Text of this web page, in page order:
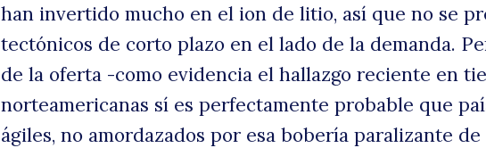
han invertido mucho en el ion de litio, así que no se
tectónicos de corto plazo en el lado de la demanda.
de la oferta -como evidencia el hallazgo reciente en
norteamericanas sí es perfectamente probable que
ágiles, no amordazados por esa bobería paralizante